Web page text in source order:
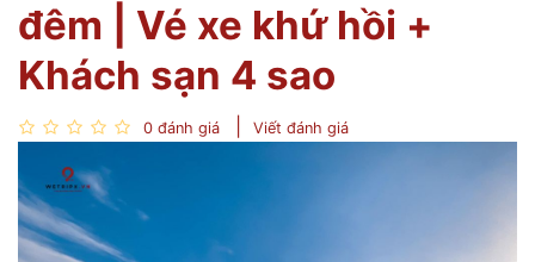
đêm | Vé xe khứ hồi +
Khách sạn 4 sao
0 đánh giá Viết đánh giá